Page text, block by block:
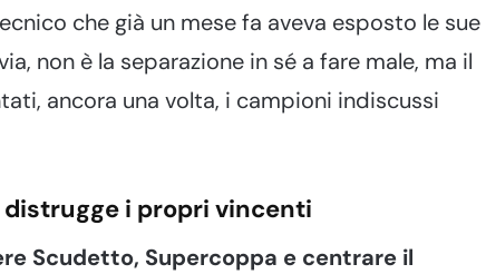
che già un mese fa aveva esposto le sue
non è la separazione in sé a fare male, ma il
ancora una volta, i campioni indiscussi
distrugge i propri vincenti
Scudetto, Supercoppa e centrare il